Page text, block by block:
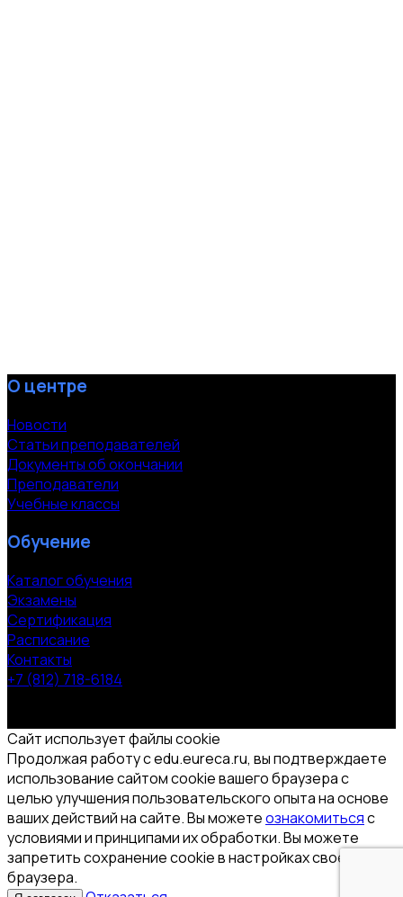
О центре
Новости
Статьи преподавателей
Документы об окончании
Преподаватели
Учебные классы
Обучение
Каталог обучения
Экзамены
Сертификация
Расписание
Контакты
+7 (812) 718-6184
Сайт использует файлы cookie
Продолжая работу с edu.eureca.ru, вы подтверждаете
использование сайтом cookie вашего браузера с
целью улучшения пользовательского опыта на основе
ваших действий на сайте. Вы можетеознакомитьсяс
условиями и принципами их обработки. Вы можете
запретить сохранение cookie в настройках своего
браузера.